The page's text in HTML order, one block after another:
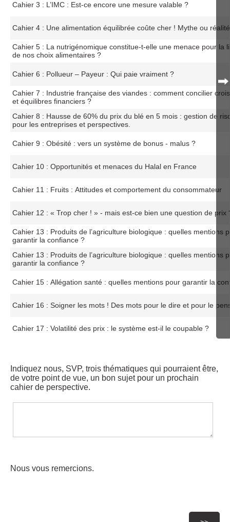
Cahier 3 : L’IMC : Est-ce encore une mesure valable ?
Cahier 4 : Une alimentation équilibrée coûte cher ! Mythe ou
Cahier 5 : La nutrigénomique constitue-t-elle une menace pour la
de nos choix alimentaires ?
Cahier 6 : Pollueur – Payeur : Qui paie vraiment ?
Cahier 7 : Industrie française des viandes : comment concilier
et équilibres financiers ?
Cahier 8 : Hausse de 60% du prix du blé en 5 mois : gestion de
pour les entreprises et perspectives.
Cahier 9 : Obésité : vers un système de bonus - malus ?
Cahier 10 : Opportunités et menaces du Halal en France
Cahier 11 : Fruits : Attitudes et comportement du consommateur
Cahier 12 : « Trop cher ! » - mais est-ce bien une question de prix
Cahier 13 : Produits de l’agriculture biologique : quelles mentions
garantir la confiance ?
Cahier 13 : Produits de l’agriculture biologique : quelles mentions
garantir la confiance ?
Cahier 15 : Allégation santé : quelles mentions pour garantir la
Cahier 16 : Soigner les mots ! Des mots pour le dire et pour le
Cahier 17 : Volatilité des prix : le système est-il le coupable ?
Indiquez nous, SVP, trois thématiques qui pourraient être,
de votre point de vue, un bon sujet pour un prochain
cahier de perspective.
Nous vous remercions.